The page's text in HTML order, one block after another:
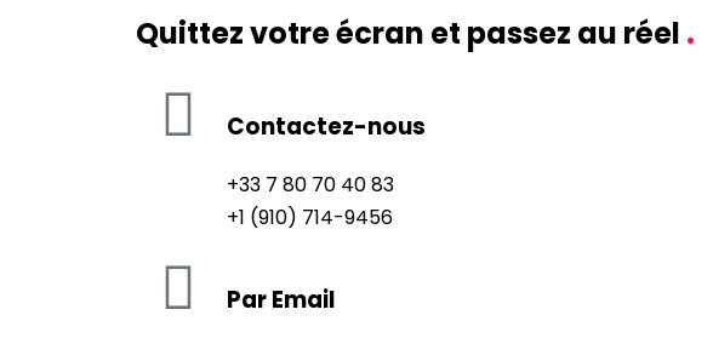
Quittez votre écran et passez au réel .
Contactez-nous
+33 7 80 70 40 83
+1 (910) 714-9456
Par Email